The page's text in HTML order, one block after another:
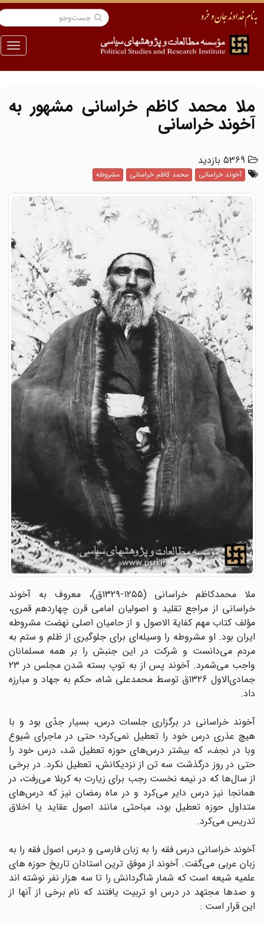
منو
ملا محمد کاظم خراسانی مشهور به
آخوند خراسانی
5369 بازدید
آخوند خراسانی محمد کاظم خراسانی مشروطه
ملا محمدکاظم خراسانی (۱۲۵۵-۱۳۲۹ق)، معروف به آخوند
خراسانی از مراجع تقلید و اصولیان امامی قرن چهاردهم قمری،
مؤلف کتاب مهم کفایة الاصول و از حامیان اصلی نهضت مشروطه
ایران بود. او مشروطه را وسیله‌ای برای جلوگیری از ظلم و ستم به
مردم می‌دانست و شرکت در این جنبش را بر همه مسلمانان
واجب می‌شمرد. آخوند پس از به توپ بسته شدن مجلس در ۲۳
جمادی‌الاول ۱۳۲۶ق توسط محمدعلی شاه، حکم به جهاد و مبارزه
داد.
آخوند خراسانی در برگزاری جلسات درس، بسیار جدّی بود و با
هیچ عذری درس خود را تعطیل نمی‌کرد؛ حتی در ماجرای شیوع
وبا در نجف، که بیشتر درس‌های حوزه تعطیل شد، درس خود را
حتی در روز درگذشت سه تن از نزدیکانش، تعطیل نکرد. در برخی
از سال‌ها که در نیمه نخست رجب برای زیارت به کربلا می‌رفت، در
همانجا نیز درس دایر می‌کرد و در ماه رمضان نیز که درس‌های
متداول حوزه تعطیل بود، مباحثی مانند اصول عقاید یا اخلاق
تدریس می‌کرد.
آخوند خراسانی درس فقه را به زبان فارسی و درس اصول فقه را به
زبان عربی می‌گفت. آخوند از موفق ترین استادان تاریخ حوزه های
علمیه شیعه است که شمار شاگردانش را تا سه هزار نفر نوشته اند
و صدها مجتهد در درس او تربیت یافتند که نام برخی از آنها از
این قرار است :